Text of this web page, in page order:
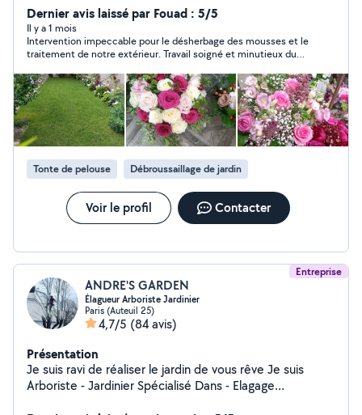
Dernier avis laissé par Fouad : 5/5
Il y a 1 mois
Intervention impeccable pour le désherbage des mousses et le
traitement de notre extérieur. Travail soigné et minutieux du
été ponctuelle, organisée et très professionnelle. Le résultat
est extraordinaire, tout est propre et net. Je recommande sans
hésiter !"
Tonte de pelouse Débroussaillage de jardin
Voir le profil Contacter
Entreprise
ANDRE'S GARDEN
Élagueur Arboriste Jardinier
Paris (Auteuil 25)
4,7/5 (84 avis)
Présentation
Je suis ravi de réaliser le jardin de vous rêve Je suis
Arboriste - Jardinier Spécialisé Dans - Elagage